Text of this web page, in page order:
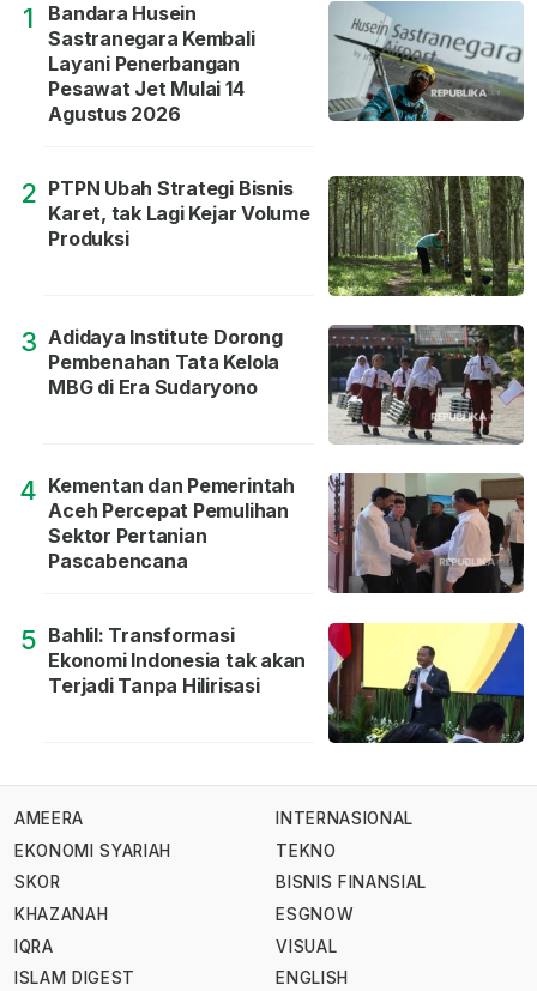
1
Bandara Husein
Sastranegara Kembali
Layani Penerbangan
Pesawat Jet Mulai 14
Agustus 2026
2 PTPN Ubah Strategi Bisnis
Karet, tak Lagi Kejar Volume
Produksi
3 Adidaya Institute Dorong
Pembenahan Tata Kelola
MBG di Era Sudaryono
4 Kementan dan Pemerintah
Aceh Percepat Pemulihan
Sektor Pertanian
Pascabencana
5 Bahlil: Transformasi
Ekonomi Indonesia tak akan
Terjadi Tanpa Hilirisasi
AMEERA
EKONOMI SYARIAH
SKOR
KHAZANAH
IQRA
ISLAM DIGEST
INTERNASIONAL
TEKNO
BISNIS FINANSIAL
ESGNOW
VISUAL
ENGLISH